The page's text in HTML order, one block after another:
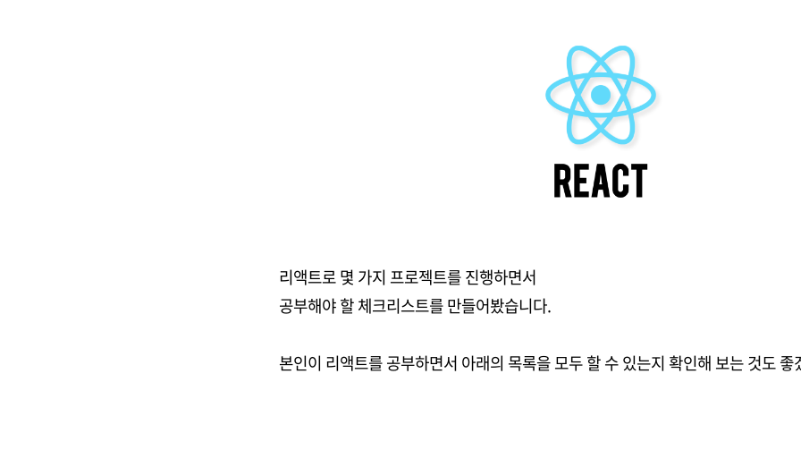
리액트로 몇 가지 프로젝트를 진행하면서
공부해야 할 체크리스트를 만들어봤습니다.
본인이 리액트를 공부하면서 아래의 목록을 모두 할 수 있는지 확인해 보는 것도 좋